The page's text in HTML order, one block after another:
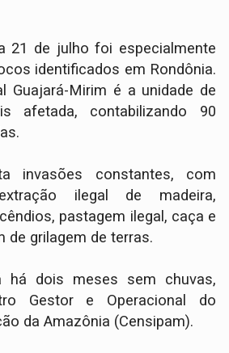
21 de julho foi especialmente
identificados em Rondônia.
Guajará-Mirim é a unidade de
afetada, contabilizando 90
invasões constantes, com
ilegal de madeira,
pastagem ilegal, caça e
de grilagem de terras.
há dois meses sem chuvas,
Gestor e Operacional do
da Amazônia (Censipam).